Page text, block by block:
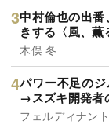
中村倫也の出
きする〈風、薫
木俣 冬
パワー不足の
→スズキ開発者
フェルディナン